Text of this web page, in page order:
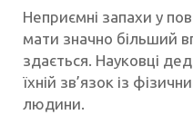
Неприємні запахи у
мати значно більший
здається. Науковці
їхній зв’язок із
людини.